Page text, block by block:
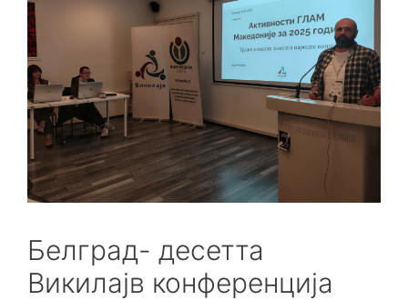
Белград- десетта
Викилајв конференција